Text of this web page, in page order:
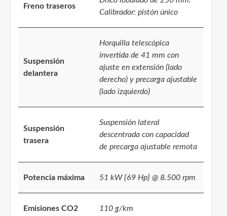
Freno traseros
Calibrador: pistón único
Suspensión
delantera
Horquilla telescópica
invertida de 41 mm con
ajuste en extensión (lado
derecho) y precarga ajustable
(lado izquierdo)
Suspensión
trasera
Suspensión lateral
descentrada con capacidad
de precarga ajustable remota
Potencia máxima 51 kW {69 Hp} @ 8.500 rpm
Emisiones CO2 110 g/km